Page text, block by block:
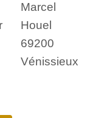
Marcel
Houel
69200
Vénissieux